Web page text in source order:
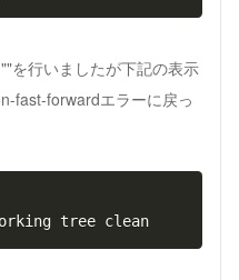
を行いましたが下記の表示
fast-forwardエラーに戻っ
tree clean